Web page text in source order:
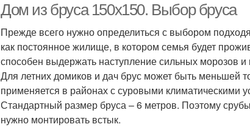
Дом из бруса 150х150. Выбор бруса
Прежде всего нужно определиться с выбором
как постоянное жилище, в котором семья будет
способен выдержать наступление сильных морозов и
Для летних домиков и дач брус может быть
применяется в районах с суровыми климатическими
Стандартный размер бруса – 6 метров. Поэтому
нужно монтировать встык.